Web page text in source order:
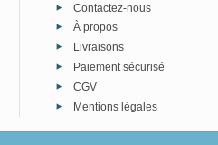
Contactez-nous
À propos
Livraisons
Paiement sécurisé
CGV
Mentions légales